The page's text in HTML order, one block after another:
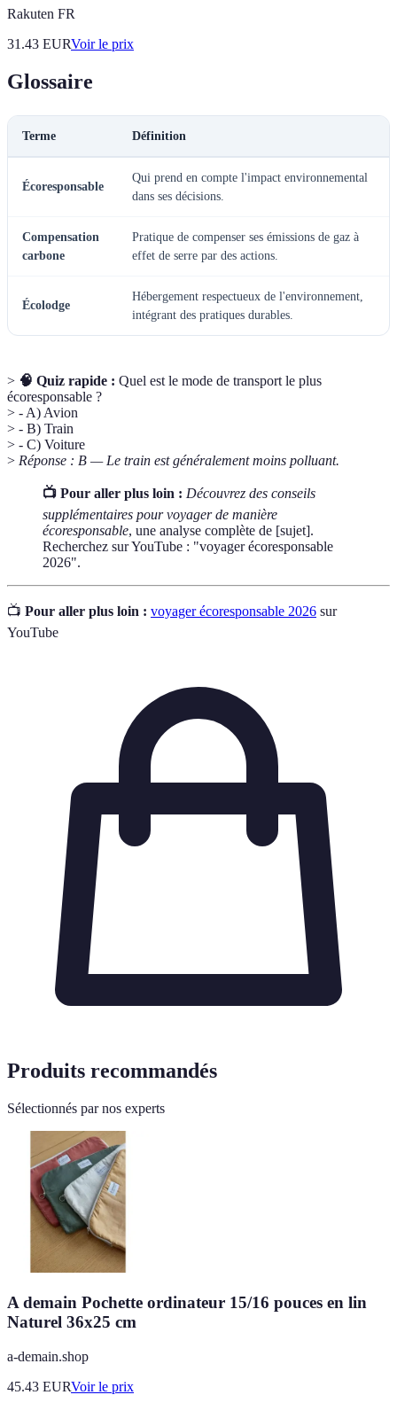
Rakuten FR
31.43 EURVoir le prix
Glossaire
Terme Définition
Écoresponsable
Qui prend en compte l'impact environnemental
dans ses décisions.
Compensation
carbone
Pratique de compenser ses émissions de gaz à
effet de serre par des actions.
Écolodge
Hébergement respectueux de l'environnement,
intégrant des pratiques durables.
> 🧠 Quiz rapide : Quel est le mode de transport le plus
écoresponsable ?
> - A) Avion
> - B) Train
> - C) Voiture
> Réponse : B — Le train est généralement moins polluant.
📺 Pour aller plus loin : Découvrez des conseils
supplémentaires pour voyager de manière
écoresponsable, une analyse complète de [sujet].
Recherchez sur YouTube : "voyager écoresponsable
2026".
📺 Pour aller plus loin : voyager écoresponsable 2026 sur
YouTube
Produits recommandés
Sélectionnés par nos experts
A demain Pochette ordinateur 15/16 pouces en lin
Naturel 36x25 cm
a-demain.shop
45.43 EURVoir le prix